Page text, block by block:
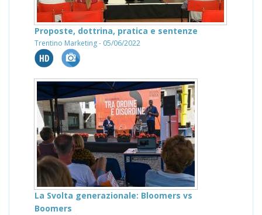
Proposte, dottrina, pratica e sentenze
Trentino Marketing - 05/06/2022
La Svolta generazionale: Bloomers vs
Boomers